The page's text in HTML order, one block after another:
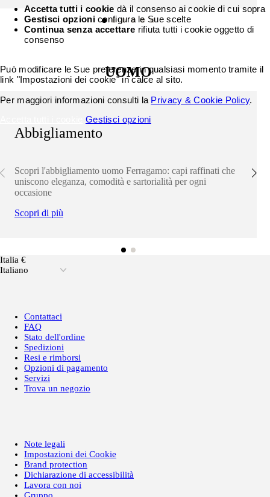
UOMO
Abbigliamento
Scopri l'abbigliamento uomo Ferragamo: capi raffinati che
uniscono eleganza, comodità e sartorialità per ogni
occasione
Scopri di più
Italia €
Italiano
Contattaci
FAQ
Stato dell'ordine
Spedizioni
Resi e rimborsi
Opzioni di pagamento
Servizi
Trova un negozio
Note legali
Impostazioni dei Cookie
Brand protection
Dichiarazione di accessibilità
Lavora con noi
Gruppo
Accetta tutti i cookie dà il consenso ai cookie di cui sopra
Gestisci opzioniconfigura le Sue scelte
Continua senza accettare rifiuta tutti i cookie oggetto di
consenso
Può modificare le Sue preferenze in qualsiasi momento tramite il
link "Impostazioni dei cookie" in calce al sito.
Per maggiori informazioni consulti la Privacy & Cookie Policy.
Gestisci opzioni